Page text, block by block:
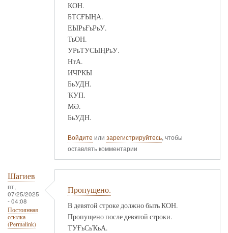
КОН.
БТСҒЫҢА.
ЕЫРьҒьРьУ.
ТьОН.
УРьТУСЫҢРьУ.
НтА.
ИЧРКЫ
БьУДН.
ҠУП.
МӘ.
БьУДН.
Войдите или зарегистрируйтесь, чтобы
оставлять комментарии
Шагиев
пт,
07/25/2025
- 04:08
Постоянная
ссылка
(Permalink)
Пропущено.
В девятой строке должно быть КОН.
Пропущено после девятой строки.
ТУҒьСьҠьА.